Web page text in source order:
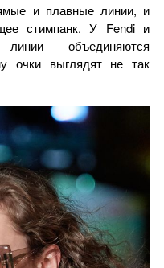
и плавные линии, и
стимпанк. У Fendi и
объединяются
очки выглядят не так